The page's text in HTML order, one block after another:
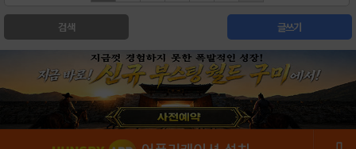
검색 글쓰기